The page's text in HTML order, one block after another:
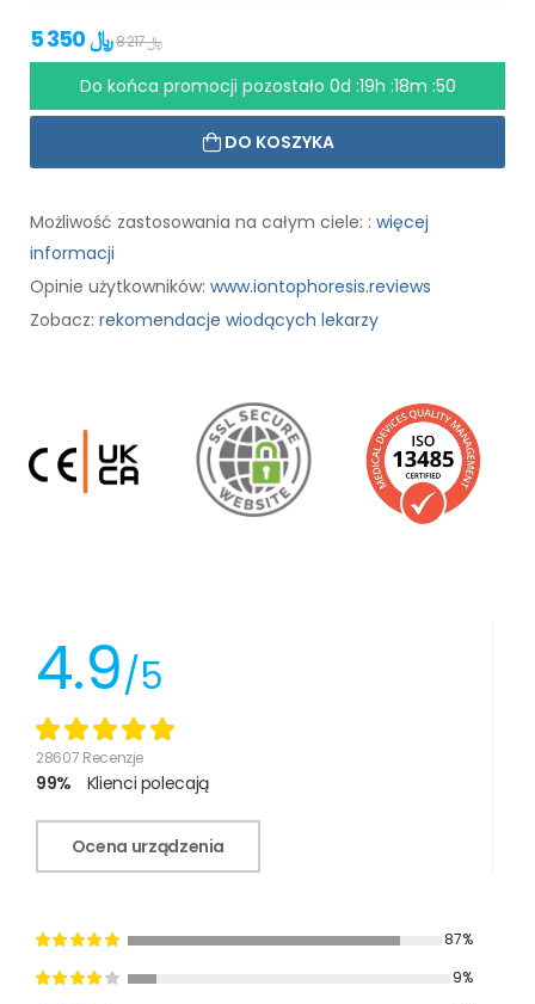
5 350 ﷼ 8 217 ﷼
Do końca promocji pozostało 0d :19h :18m :49
DO KOSZYKA
Możliwość zastosowania na całym ciele: : więcej
informacji
Opinie użytkowników: www.iontophoresis.reviews
Zobacz: rekomendacje wiodących lekarzy
4.9/5
28607 Recenzje
99% Klienci polecają
Ocena urządzenia
87%
9%